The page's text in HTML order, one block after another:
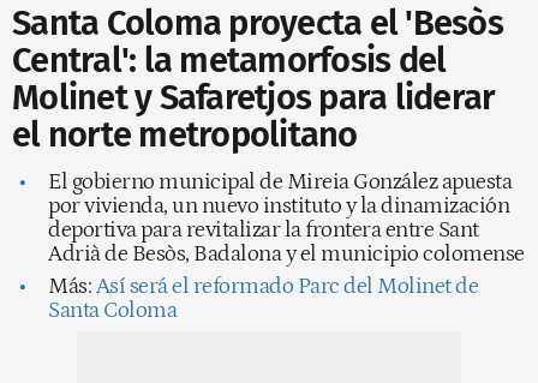
Santa Coloma proyecta el 'Besòs
Central': la metamorfosis del
Molinet y Safaretjos para liderar
el norte metropolitano
El gobierno municipal de Mireia González apuesta
por vivienda, un nuevo instituto y la dinamización
deportiva para revitalizar la frontera entre Sant
Adrià de Besòs, Badalona y el municipio colomense
Más:Así será el reformado Parc del Molinet de
Santa Coloma